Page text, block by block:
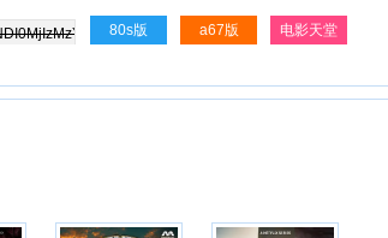
80s版 a67版 电影天堂